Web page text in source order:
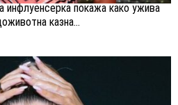
инфлуенсерка покажа како ужива
казна...